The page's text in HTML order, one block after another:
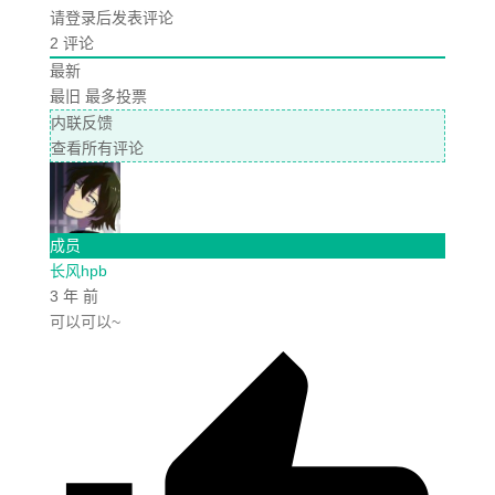
请登录后发表评论
2 评论
最新
最旧 最多投票
内联反馈
查看所有评论
成员
长风hpb
3 年 前
可以可以~